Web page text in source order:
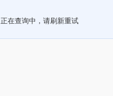
正在查询中，请刷新重试